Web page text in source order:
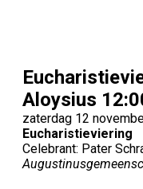
Aloysius
zaterdag 12
Eucharistieviering
Celebrant: Pater